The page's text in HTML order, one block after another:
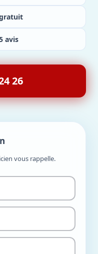
avis
26
vous rappelle.